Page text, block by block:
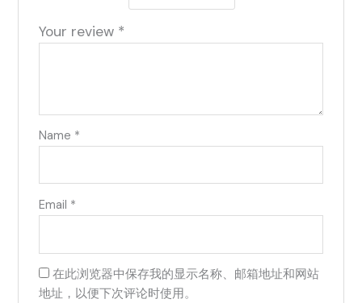
Your review *
Name *
Email *
在此浏览器中保存我的显示名称、邮箱地址和网站
地址，以便下次评论时使用。